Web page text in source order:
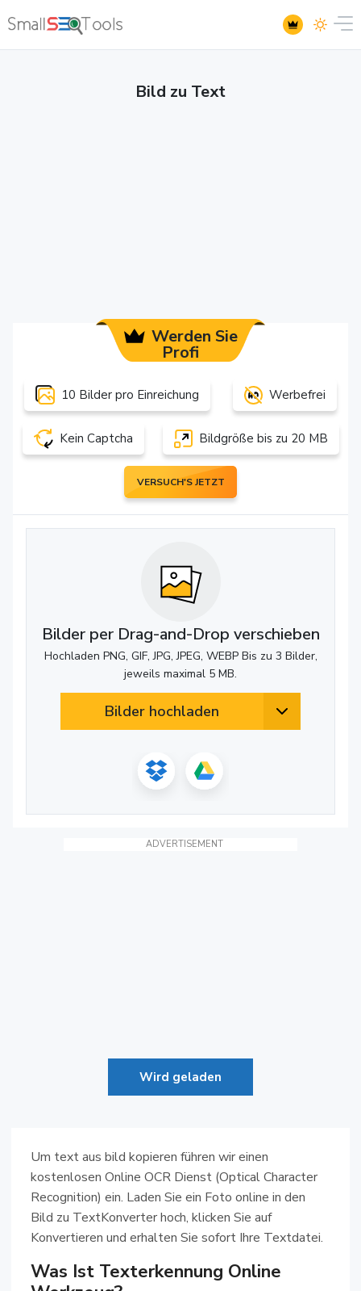
Bild zu Text
Werden Sie
Profi
10 Bilder pro Einreichung Werbefrei
Kein Captcha Bildgröße bis zu 20 MB
VERSUCH'S JETZT
Bilder per Drag-and-Drop verschieben
Hochladen PNG, GIF, JPG, JPEG, WEBP Bis zu 3 Bilder,
jeweils maximal 5 MB.
Bilder hochladen
ADVERTISEMENT
Wird geladen
Um text aus bild kopieren führen wir einen
kostenlosen Online OCR Dienst (Optical Character
Recognition) ein. Laden Sie ein Foto online in den
Bild zu TextKonverter hoch, klicken Sie auf
Konvertieren und erhalten Sie sofort Ihre Textdatei.
Was Ist Texterkennung Online